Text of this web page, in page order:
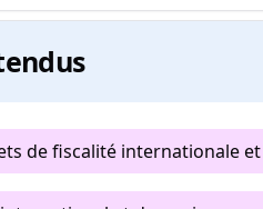
de fiscalité internationale